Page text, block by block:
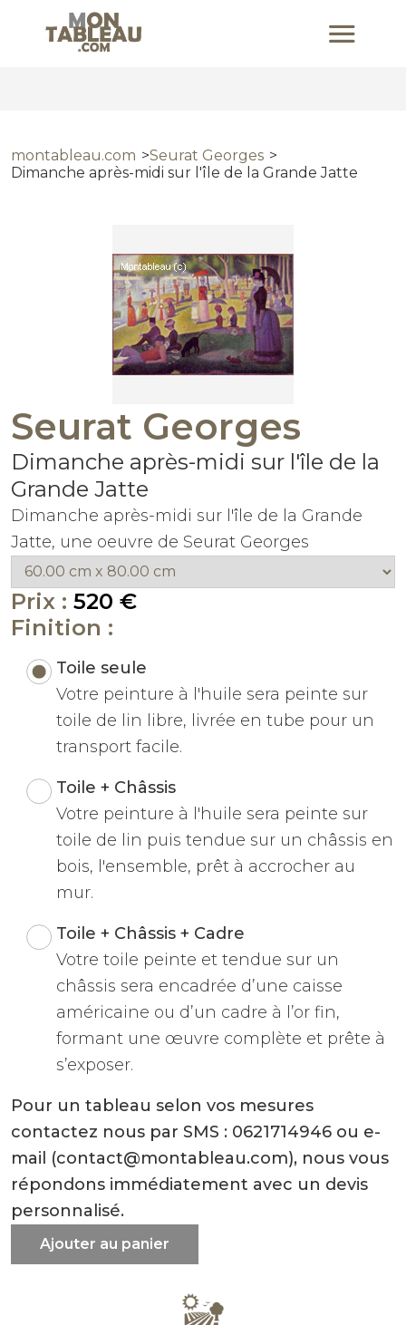
montableau.com
Seurat Georges
Dimanche après-midi sur l'île de la Grande Jatte
Seurat Georges
Dimanche après-midi sur l'île de la
Grande Jatte
Dimanche après-midi sur l'île de la Grande
Jatte, une oeuvre de Seurat Georges
Prix : 520 €
Finition :
Toile seule
Votre peinture à l'huile sera peinte sur
toile de lin libre, livrée en tube pour un
transport facile.
Toile + Châssis
Votre peinture à l'huile sera peinte sur
toile de lin puis tendue sur un châssis en
bois, l'ensemble, prêt à accrocher au
mur.
Toile + Châssis + Cadre
Votre toile peinte et tendue sur un
châssis sera encadrée d’une caisse
américaine ou d’un cadre à l’or fin,
formant une œuvre complète et prête à
s’exposer.
Pour un tableau selon vos mesures
contactez nous par SMS : 0621714946 ou e-
mail (contact@montableau.com), nous vous
répondons immédiatement avec un devis
personnalisé.
Ajouter au panier